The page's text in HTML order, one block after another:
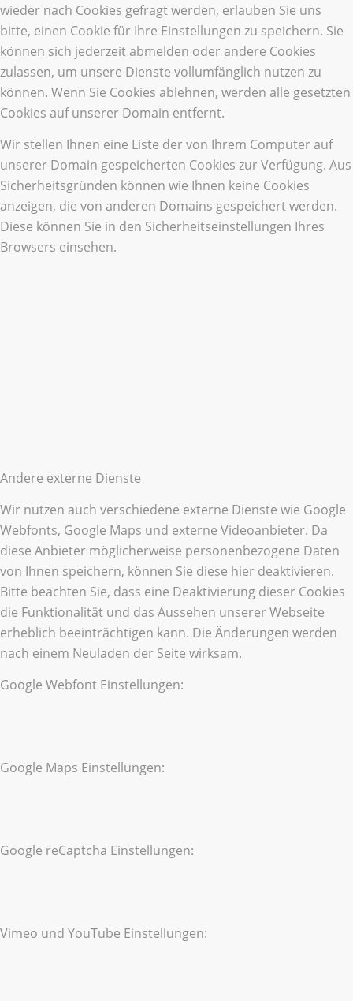
wieder nach Cookies gefragt werden, erlauben Sie uns
bitte, einen Cookie für Ihre Einstellungen zu speichern. Sie
können sich jederzeit abmelden oder andere Cookies
zulassen, um unsere Dienste vollumfänglich nutzen zu
können. Wenn Sie Cookies ablehnen, werden alle gesetzten
Cookies auf unserer Domain entfernt.
Wir stellen Ihnen eine Liste der von Ihrem Computer auf
unserer Domain gespeicherten Cookies zur Verfügung. Aus
Sicherheitsgründen können wie Ihnen keine Cookies
anzeigen, die von anderen Domains gespeichert werden.
Diese können Sie in den Sicherheitseinstellungen Ihres
Browsers einsehen.
Andere externe Dienste
Wir nutzen auch verschiedene externe Dienste wie Google
Webfonts, Google Maps und externe Videoanbieter. Da
diese Anbieter möglicherweise personenbezogene Daten
von Ihnen speichern, können Sie diese hier deaktivieren.
Bitte beachten Sie, dass eine Deaktivierung dieser Cookies
die Funktionalität und das Aussehen unserer Webseite
erheblich beeinträchtigen kann. Die Änderungen werden
nach einem Neuladen der Seite wirksam.
Google Webfont Einstellungen:
Google Maps Einstellungen:
Google reCaptcha Einstellungen:
Vimeo und YouTube Einstellungen: